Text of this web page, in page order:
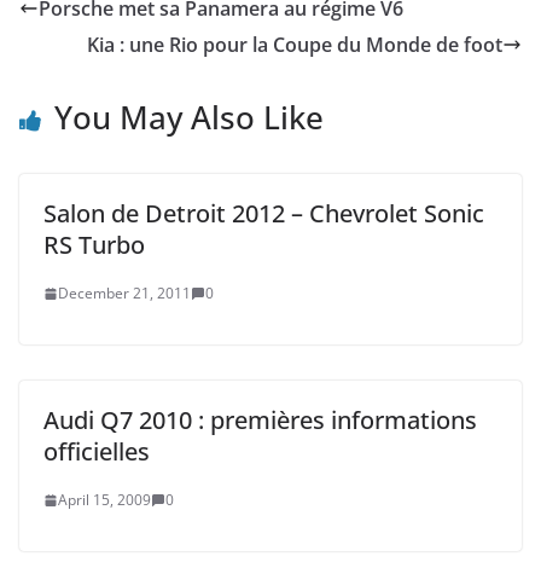
Porsche met sa Panamera au régime V6
Kia : une Rio pour la Coupe du Monde de foot
You May Also Like
Salon de Detroit 2012 – Chevrolet Sonic
RS Turbo
December 21, 2011 0
Audi Q7 2010 : premières informations
officielles
April 15, 2009 0